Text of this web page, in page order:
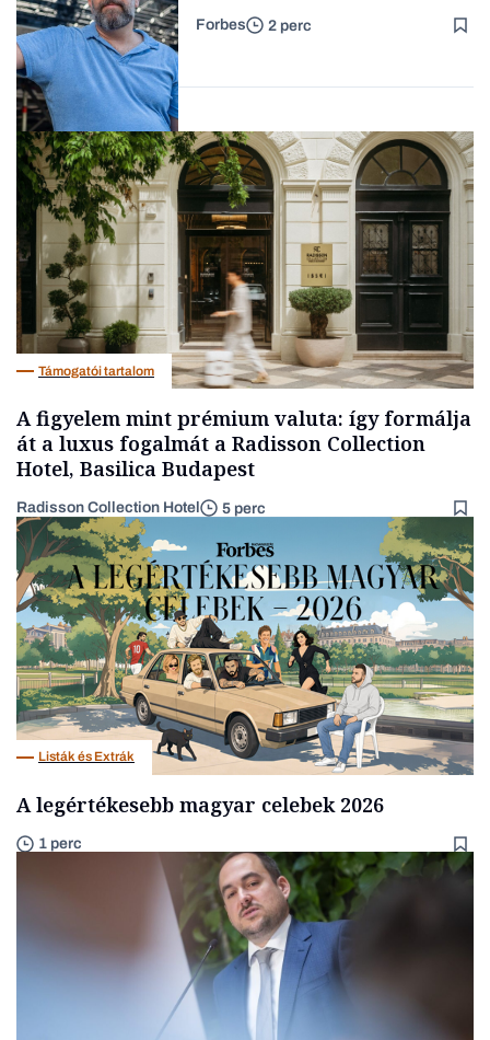
Forbes-sztori
Társadalom
Forbes 2 perc
Támogatói tartalom
A figyelem mint prémium valuta: így formálja
át a luxus fogalmát a Radisson Collection
Hotel, Basilica Budapest
Radisson Collection Hotel 5 perc
Listák és Extrák
A legértékesebb magyar celebek 2026
1 perc